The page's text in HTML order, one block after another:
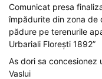
Comunicat presa
împădurite din zona de
pădure pe terenurile
Urbariali Florești 1892”
As dori sa concesionez
Vaslui